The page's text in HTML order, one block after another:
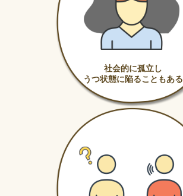
社会的に孤立し
うつ状態に陥ることもある